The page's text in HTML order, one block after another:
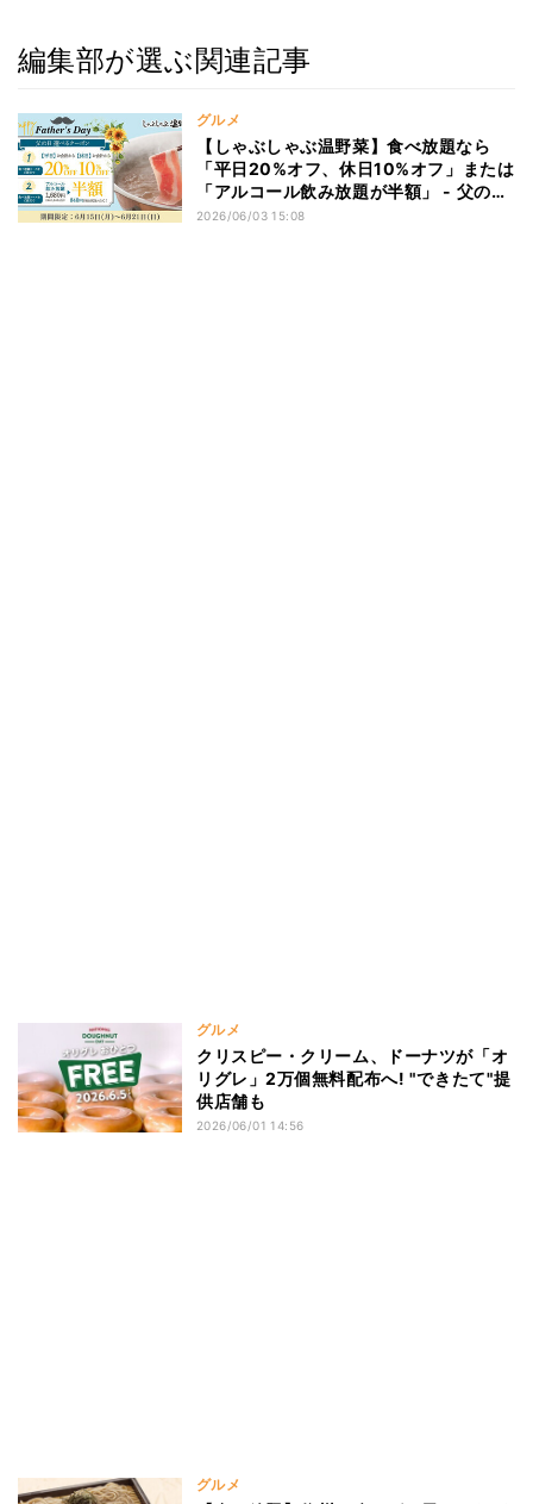
編集部が選ぶ関連記事
グルメ
【しゃぶしゃぶ温野菜】食べ放題なら
「平日20%オフ、休日10%オフ」または
「アルコール飲み放題が半額」 - 父の日
に選べる2つのクーポン
2026/06/03 15:08
グルメ
クリスピー・クリーム、ドーナツが「オ
リグレ」2万個無料配布へ! "できたて"提
供店舗も
2026/06/01 14:56
グルメ